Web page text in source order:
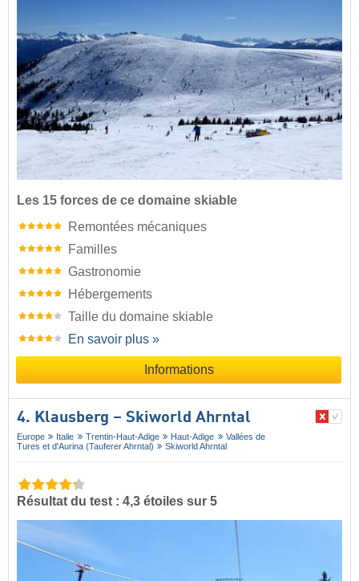
Les 15 forces de ce domaine skiable
Remontées mécaniques
Familles
Gastronomie
Hébergements
Taille du domaine skiable
En savoir plus »
Informations
4. Klausberg – Skiworld Ahrntal
Europe Italie Trentin-Haut-Adige Haut-Adige
Vallées de
Tures et d'Aurina (Tauferer Ahrntal)
Skiworld Ahrntal
Résultat du test : 4,3 étoiles sur 5